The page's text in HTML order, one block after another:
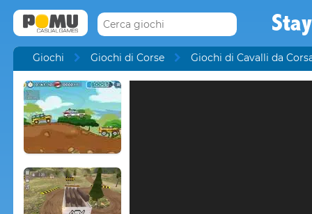
Giochi Giochi di Corse Giochi di Cavalli da